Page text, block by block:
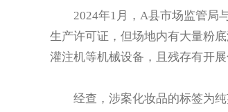
2024年1月，A县市场监管局
生产许可证，但场地内有大量粉
灌注机等机械设备，且残存有开
经查，涉案化妆品的标签为